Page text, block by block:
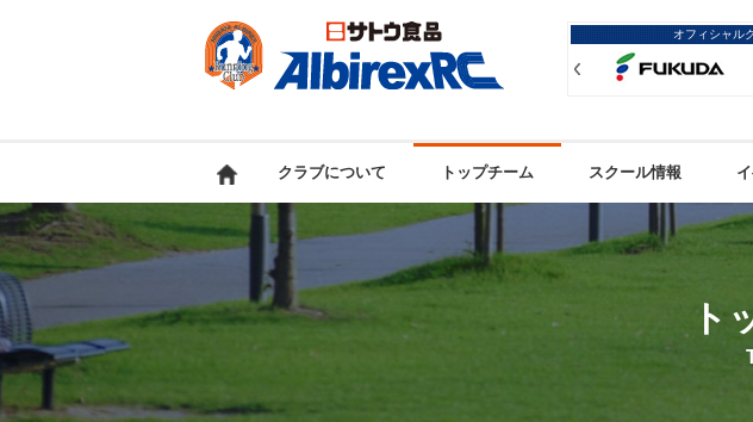
オフィシャル
クラブについて トップチーム スクール情報
ト